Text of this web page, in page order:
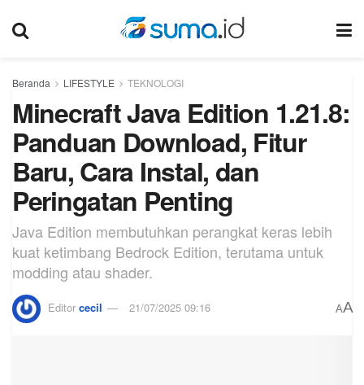
Beranda LIFESTYLE TEKNOLOGI
Minecraft Java Edition 1.21.8:
Panduan Download, Fitur
Baru, Cara Instal, dan
Peringatan Penting
Java Edition membutuhkan perangkat keras lebih
kuat ketimbang Bedrock Edition, terutama untuk
modding atau shader.
Editor cecil 21/07/2025 09:16 AA